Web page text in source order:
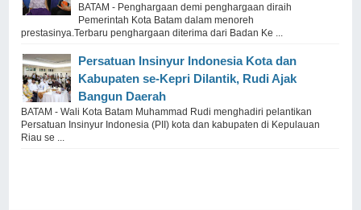
BATAM - Penghargaan demi penghargaan diraih
Pemerintah Kota Batam dalam menoreh
prestasinya.Terbaru penghargaan diterima dari Badan Ke ...
Persatuan Insinyur Indonesia Kota dan
Kabupaten se-Kepri Dilantik, Rudi Ajak
Bangun Daerah
BATAM - Wali Kota Batam Muhammad Rudi menghadiri pelantikan
Persatuan Insinyur Indonesia (PII) kota dan kabupaten di Kepulauan
Riau se ...